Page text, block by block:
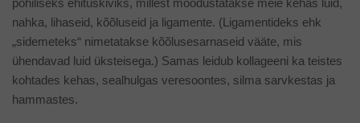
põhiliseks ehituskiviks, millest moodustatakse meie kehas luid,
nahka, lihaseid, kõõluseid ja ligamente. (Ligamentideks ehk
„sidemeteks“ nimetatakse kõõlusesarnaseid vääte, mis
ühendavad luid üksteisega.) Samas leidub kollageeni ka teistes
kohtades kehas, sealhulgas veresoontes, silma sarvkestas ja
hammastes.